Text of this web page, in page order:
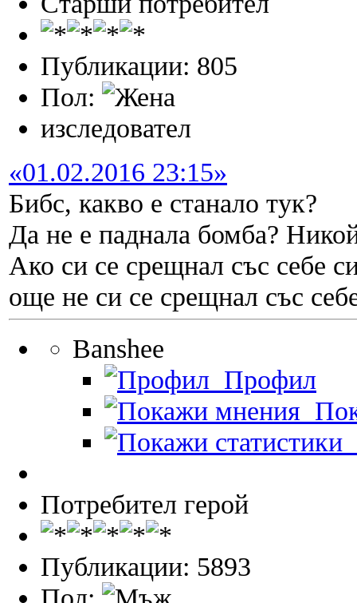
Публикации: 805
Пол:
изследовател
«01.02.2016 23:15»
Бибс, какво е станало тук?
Да не е паднала бомба?
Ако си се срещнал със себе
още не си се срещнал със
Banshee
Профил
Потребител герой
Публикации: 5893